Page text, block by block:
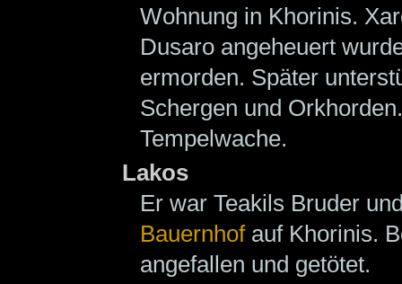
Wohnung in Khorinis.
Dusaro angeheuert
ermorden. Später
Schergen und
Tempelwache.
Lakos
Er war Teakils Bruder
Bauernhofauf Khorinis.
angefallen und getötet.